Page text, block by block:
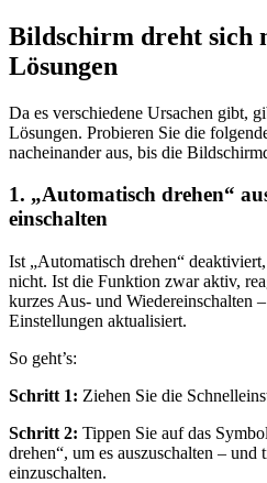
Bildschirm dreht sich
Lösungen
Da es verschiedene Ursachen gibt,
Lösungen. Probieren Sie die
nacheinander aus, bis die
1. „Automatisch drehen“
einschalten
Ist „Automatisch drehen“
nicht. Ist die Funktion zwar aktiv,
kurzes Aus‑ und Wiedereinschalten
Einstellungen aktualisiert.
So geht’s:
Schritt 1: Ziehen Sie die
Schritt 2: Tippen Sie auf das
drehen“, um es auszuschalten –
einzuschalten.